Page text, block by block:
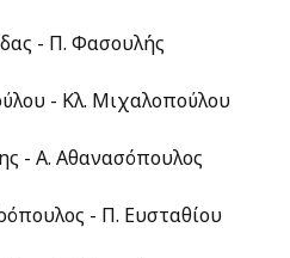
- Π. Φασουλής
- Κλ. Μιχαλοπούλου
- Α. Αθανασόπουλος
- Π. Ευσταθίου